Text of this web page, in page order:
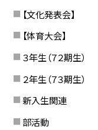
【文化発表会】
【体育大会】
３年生（７２期生）
２年生（７３期生）
新入生関連
部活動